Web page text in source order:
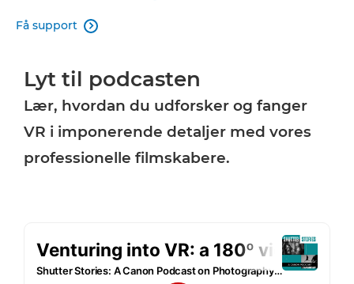
Få support 
Lyt til podcasten
Lær, hvordan du udforsker og fanger
VR i imponerende detaljer med vores
professionelle filmskabere.